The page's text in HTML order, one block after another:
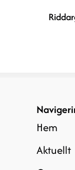
Hem
Aktuellt